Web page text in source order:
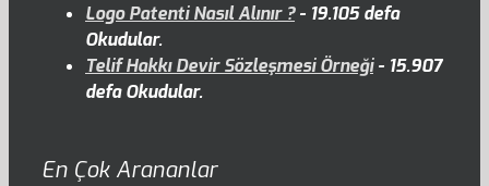
Logo Patenti Nasıl Alınır ?- 19.105 defa
Okudular.
Telif Hakkı Devir Sözleşmesi Örneği- 15.907
defa Okudular.
En Çok Arananlar